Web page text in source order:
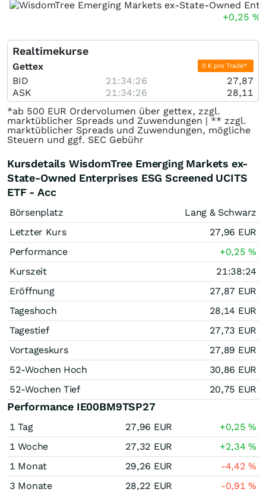
+0,25 %
Realtimekurse
Gettex 0 € pro Trade*
BID 21:34:26
27,87
ASK
21:34:26
28,11
*ab 500 EUR Ordervolumen über gettex, zzgl.
marktüblicher Spreads und Zuwendungen | ** zzgl.
marktüblicher Spreads und Zuwendungen, mögliche
Steuern und ggf. SEC Gebühr
Kursdetails WisdomTree Emerging Markets ex-
State-Owned Enterprises ESG Screened UCITS
ETF - Acc
Börsenplatz
Lang & Schwarz
Letzter Kurs
27,96 EUR
Performance
+0,25%
Kurszeit
21:38:24
Eröffnung
27,87 EUR
Tageshoch
28,14 EUR
Tagestief
27,73 EUR
Vortageskurs
27,89 EUR
52-Wochen Hoch
30,86 EUR
52-Wochen Tief
20,75 EUR
Performance IE00BM9TSP27
1 Tag 27,96 EUR +0,25%
1 Woche
27,32 EUR +2,34%
1 Monat
29,26 EUR -4,42%
3 Monate
28,22 EUR -0,91%